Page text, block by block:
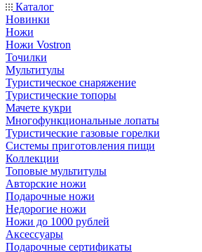
Каталог
Новинки
Ножи
Ножи Vostron
Точилки
Мультитулы
Туристическое снаряжение
Туристические топоры
Мачете кукри
Многофункциональные лопаты
Туристические газовые горелки
Системы приготовления пищи
Коллекции
Топовые мультитулы
Авторские ножи
Подарочные ножи
Недорогие ножи
Ножи до 1000 рублей
Аксессуары
Подарочные сертификаты